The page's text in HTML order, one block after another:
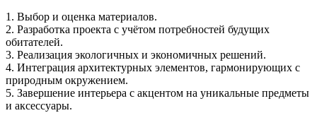
1. Выбор и оценка материалов.
2. Разработка проекта с учётом потребностей будущих
обитателей.
3. Реализация экологичных и экономичных решений.
4. Интеграция архитектурных элементов, гармонирующих с
природным окружением.
5. Завершение интерьера с акцентом на уникальные предметы
и аксессуары.